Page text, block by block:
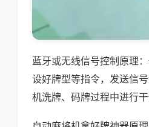
蓝牙或无线信号控制原理
设好牌型等指令，发送信
机洗牌、码牌过程中进行干